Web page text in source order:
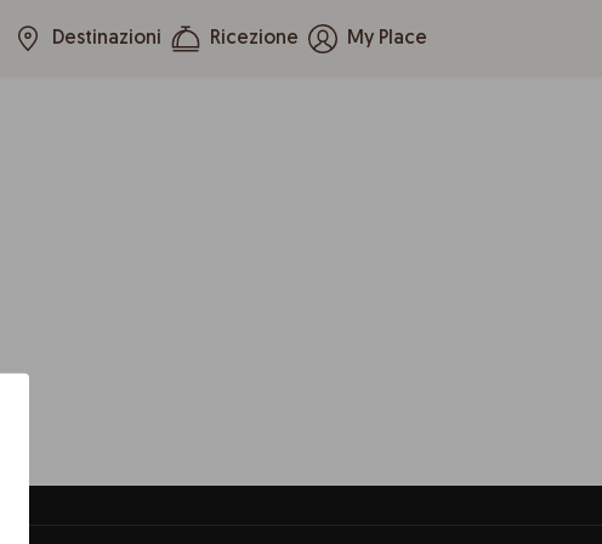
Destinazioni Ricezione My Place